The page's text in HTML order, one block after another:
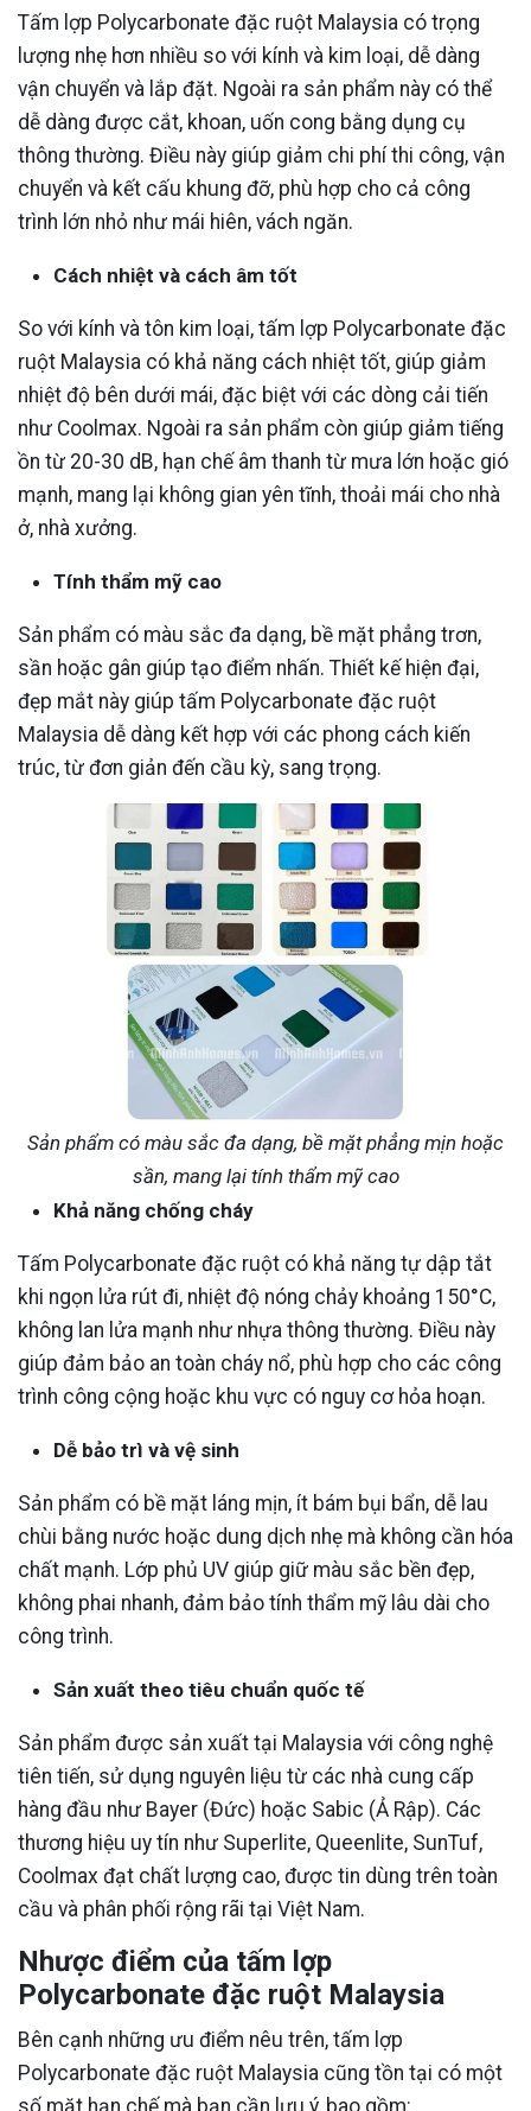
Tấm lợp Polycarbonate đặc ruột Malaysia có trọng
lượng nhẹ hơn nhiều so với kính và kim loại, dễ dàng
vận chuyển và lắp đặt. Ngoài ra sản phẩm này có thể
dễ dàng được cắt, khoan, uốn cong bằng dụng cụ
thông thường. Điều này giúp giảm chi phí thi công, vận
chuyển và kết cấu khung đỡ, phù hợp cho cả công
trình lớn nhỏ như mái hiên, vách ngăn.
Cách nhiệt và cách âm tốt
So với kính và tôn kim loại, tấm lợp Polycarbonate đặc
ruột Malaysia có khả năng cách nhiệt tốt, giúp giảm
nhiệt độ bên dưới mái, đặc biệt với các dòng cải tiến
như Coolmax. Ngoài ra sản phẩm còn giúp giảm tiếng
ồn từ 20-30 dB, hạn chế âm thanh từ mưa lớn hoặc gió
mạnh, mang lại không gian yên tĩnh, thoải mái cho nhà
ở, nhà xưởng.
Tính thẩm mỹ cao
Sản phẩm có màu sắc đa dạng, bề mặt phẳng trơn,
sần hoặc gân giúp tạo điểm nhấn. Thiết kế hiện đại,
đẹp mắt này giúp tấm Polycarbonate đặc ruột
Malaysia dễ dàng kết hợp với các phong cách kiến
trúc, từ đơn giản đến cầu kỳ, sang trọng.
Sản phẩm có màu sắc đa dạng, bề mặt phẳng mịn hoặc
sần, mang lại tính thẩm mỹ cao
Khả năng chống cháy
Tấm Polycarbonate đặc ruột có khả năng tự dập tắt
khi ngọn lửa rút đi, nhiệt độ nóng chảy khoảng 150°C,
không lan lửa mạnh như nhựa thông thường. Điều này
giúp đảm bảo an toàn cháy nổ, phù hợp cho các công
trình công cộng hoặc khu vực có nguy cơ hỏa hoạn.
Dễ bảo trì và vệ sinh
Sản phẩm có bề mặt láng mịn, ít bám bụi bẩn, dễ lau
chùi bằng nước hoặc dung dịch nhẹ mà không cần hóa
chất mạnh. Lớp phủ UV giúp giữ màu sắc bền đẹp,
không phai nhanh, đảm bảo tính thẩm mỹ lâu dài cho
công trình.
Sản xuất theo tiêu chuẩn quốc tế
Sản phẩm được sản xuất tại Malaysia với công nghệ
tiên tiến, sử dụng nguyên liệu từ các nhà cung cấp
hàng đầu như Bayer (Đức) hoặc Sabic (Ả Rập). Các
thương hiệu uy tín như Superlite, Queenlite, SunTuf,
Coolmax đạt chất lượng cao, được tin dùng trên toàn
cầu và phân phối rộng rãi tại Việt Nam.
Nhược điểm của tấm lợp
Polycarbonate đặc ruột Malaysia
Bên cạnh những ưu điểm nêu trên, tấm lợp
Polycarbonate đặc ruột Malaysia cũng tồn tại có một
số mặt hạn chế mà bạn cần lưu ý, bao gồm: